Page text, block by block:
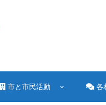
市と市民活動 各